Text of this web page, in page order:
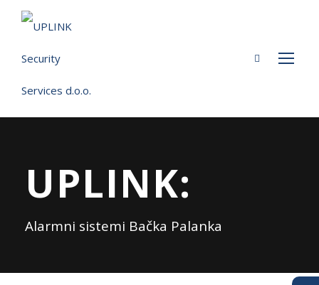
UPLINK:
Alarmni sistemi Bačka Palanka